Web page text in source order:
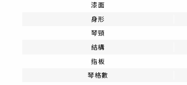
漆面
身形
琴頸
結構
指板
琴格數